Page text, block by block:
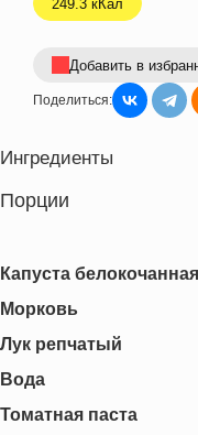
249.3 кКал
Добавить в
Поделиться:
Ингредиенты
Порции
Капуста белокочанная
Морковь
Лук репчатый
Вода
Томатная паста